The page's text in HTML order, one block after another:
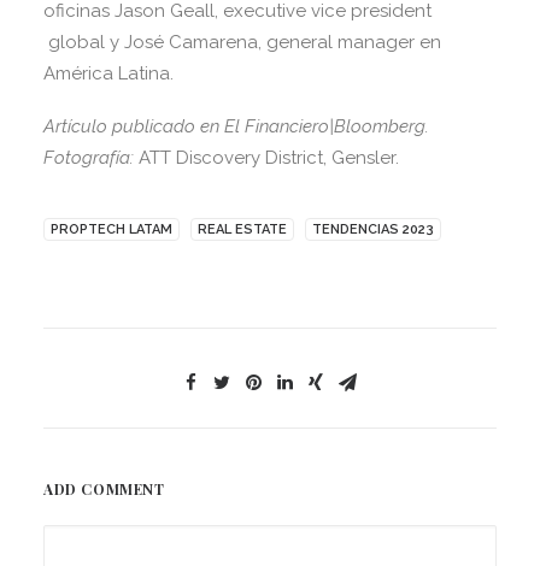
oficinas Jason Geall, executive vice president
global y José Camarena, general manager en
América Latina.
Artículo publicado en El Financiero|Bloomberg.
Fotografía: ATT Discovery District, Gensler.
PROPTECH LATAM REAL ESTATE TENDENCIAS 2023
ADD COMMENT